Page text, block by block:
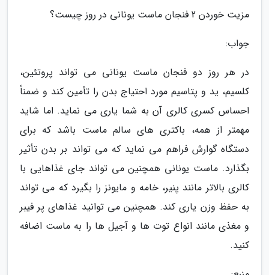
مزیت خوردن 2 فنجان ماست یونانی در روز چیست؟
جواب:
در هر روز دو فنجان ماست یونانی می تواند پروتئین،
کلسیم، ید و پتاسیم مورد احتیاج بدن را تأمین کند و ضمناً
احساس کسری کالری آن به شما یاری می نماید. اما شاید
مهمتر از همه، باکتری های سالم ماست باشد که برای
دستگاه گوارش فراهم می نماید که می تواند بر بدن تأثیر
بگذارد. ماست یونانی همچنین می تواند جای غذاهایی با
کالری بالاتر مانند پنیر، خامه و مایونز را بگیرد که می تواند
به حفظ وزن یاری کند. همچنین می توانید غذاهای پر فیبر
و مغذی مانند انواع توت ها و آجیل ها را به ماست اضافه
کنید.